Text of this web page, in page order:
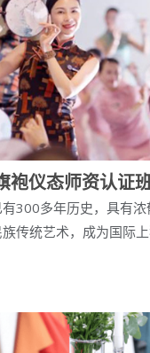
袍仪态师资认证
300多年历史，具有
传统艺术，成为国际